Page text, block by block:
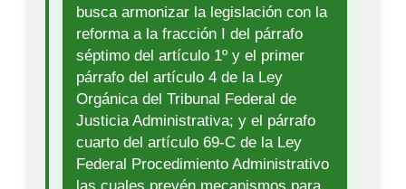
busca armonizar la legislación con la
reforma a la fracción I del párrafo
séptimo del artículo 1º y el primer
párrafo del artículo 4 de la Ley
Orgánica del Tribunal Federal de
Justicia Administrativa; y el párrafo
cuarto del artículo 69-C de la Ley
Federal Procedimiento Administrativo
las cuales prevén mecanismos para